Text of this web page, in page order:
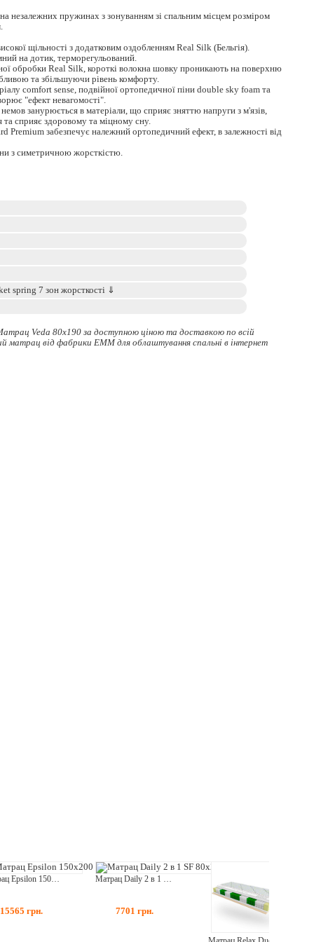
незалежних пружинах з зонуванням зі спальним місцем розміром
щільності з додатковим оздобленням Real Silk (Бельгія).
на дотик, терморегульований.
обробки Real Silk, короткі волокна шовку проникають на поверхню
та збільшуючи рівень комфорту.
comfort sense, подвійної ортопедичної піни double sky foam та
"ефект невагомості".
занурюється в матеріали, що сприяє зняттю напруги з м'язів,
та сприяє здоровому та міцному сну.
Premium забезпечує належний ортопедичний ефект, в залежності від
з симетричною жорсткістю.
Veda 80x190 за доступною ціною та доставкою по всій
матрацвід фабрики ЕММ для облаштування спальні в інтернет
Матрац Epsilon 150x200
15565 грн. 7701 грн.